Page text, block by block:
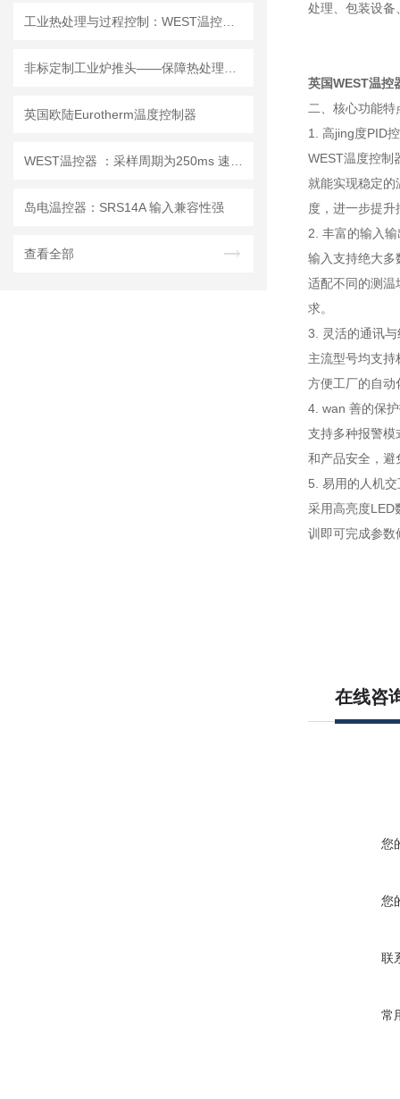
英国欧陆Eurotherm温度控制器
岛电温控器：SRS14A 输入兼容性强
查看全部
处理、包装设备
英国WEST温控
二、核心功能特
1. 高jing度PID
WEST温度控制
就能实现稳定的
度，进一步提升
2. 丰富的输入
输入支持绝大多
适配不同的测温
求。
3. 灵活的通讯
主流型号均支
方便工厂的自动
4. wan 善的保
支持多种报警模
和产品安全，避
5. 易用的人机交
采用高亮度LED
训即可完成参数
在线咨
您
您
联
常